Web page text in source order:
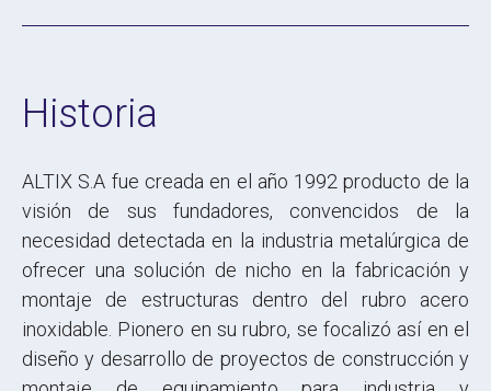
Historia
ALTIX S.A fue creada en el año 1992 producto de la
visión de sus fundadores, convencidos de la
necesidad detectada en la industria metalúrgica de
ofrecer una solución de nicho en la fabricación y
montaje de estructuras dentro del rubro acero
inoxidable. Pionero en su rubro, se focalizó así en el
diseño y desarrollo de proyectos de construcción y